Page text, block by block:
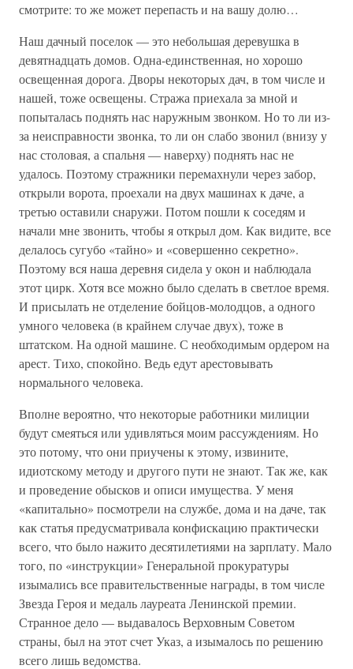
смотрите: то же может перепасть и на вашу долю…
Наш дачный поселок — это небольшая деревушка в
девятнадцать домов. Одна-единственная, но хорошо
освещенная дорога. Дворы некоторых дач, в том числе и
нашей, тоже освещены. Стража приехала за мной и
попыталась поднять нас наружным звонком. Но то ли из-
за неисправности звонка, то ли он слабо звонил (внизу у
нас столовая, а спальня — наверху) поднять нас не
удалось. Поэтому стражники перемахнули через забор,
открыли ворота, проехали на двух машинах к даче, а
третью оставили снаружи. Потом пошли к соседям и
начали мне звонить, чтобы я открыл дом. Как видите, все
делалось сугубо «тайно» и «совершенно секретно».
Поэтому вся наша деревня сидела у окон и наблюдала
этот цирк. Хотя все можно было сделать в светлое время.
И присылать не отделение бойцов-молодцов, а одного
умного человека (в крайнем случае двух), тоже в
штатском. На одной машине. С необходимым ордером на
арест. Тихо, спокойно. Ведь едут арестовывать
нормального человека.
Вполне вероятно, что некоторые работники милиции
будут смеяться или удивляться моим рассуждениям. Но
это потому, что они приучены к этому, извините,
идиотскому методу и другого пути не знают. Так же, как
и проведение обысков и описи имущества. У меня
«капитально» посмотрели на службе, дома и на даче, так
как статья предусматривала конфискацию практически
всего, что было нажито десятилетиями на зарплату. Мало
того, по «инструкции» Генеральной прокуратуры
изымались все правительственные награды, в том числе
Звезда Героя и медаль лауреата Ленинской премии.
Странное дело — выдавалось Верховным Советом
страны, был на этот счет Указ, а изымалось по решению
всего лишь ведомства.